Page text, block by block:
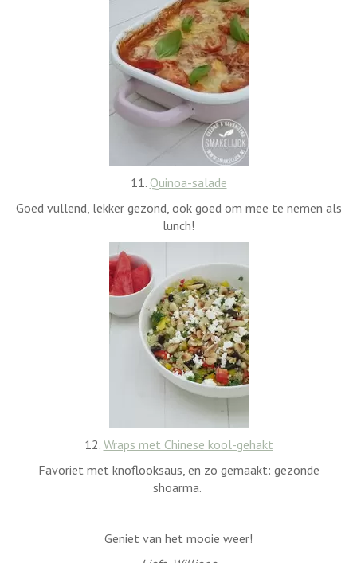
11. Quinoa-salade
Goed vullend, lekker gezond, ook goed om mee te nemen als
lunch!
12. Wraps met Chinese kool-gehakt
Favoriet met knoflooksaus, en zo gemaakt: gezonde
shoarma.
Geniet van het mooie weer!